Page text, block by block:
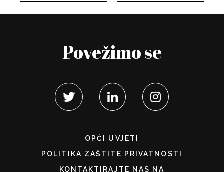
Povežimo se
OPĆI UVJETI
POLITIKA ZAŠTITE PRIVATNOSTI
KONTAKTIRAJTE NAS NA